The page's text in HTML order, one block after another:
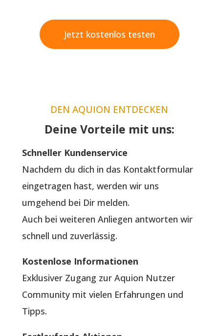
Jetzt kostenlos testen
DEN AQUION ENTDECKEN
Deine Vorteile mit uns:
Schneller Kundenservice
Nachdem du dich in das Kontaktformular
eingetragen hast, werden wir uns
umgehend bei Dir melden.
Auch bei weiteren Anliegen antworten wir
schnell und zuverlässig.
Kostenlose Informationen
Exklusiver Zugang zur Aquion Nutzer
Community mit vielen Erfahrungen und
Tipps.